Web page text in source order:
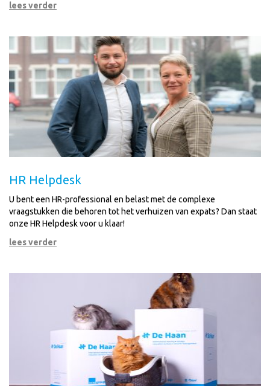
lees verder
HR Helpdesk
U bent een HR-professional en belast met de complexe
vraagstukken die behoren tot het verhuizen van expats? Dan staat
onze HR Helpdesk voor u klaar!
lees verder